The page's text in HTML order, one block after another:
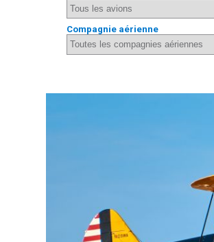
Compagnie aérienne